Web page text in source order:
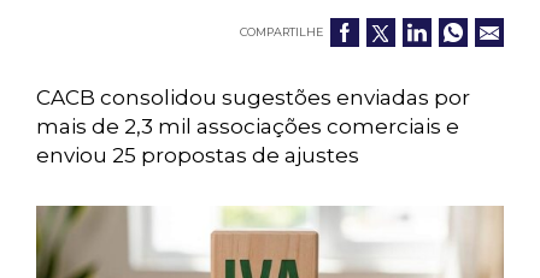
COMPARTILHE
CACB consolidou sugestões enviadas por
mais de 2,3 mil associações comerciais e
enviou 25 propostas de ajustes